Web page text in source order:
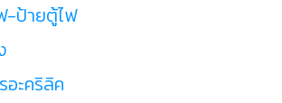
-ป้ายตู้ไฟ
ะคริลิค